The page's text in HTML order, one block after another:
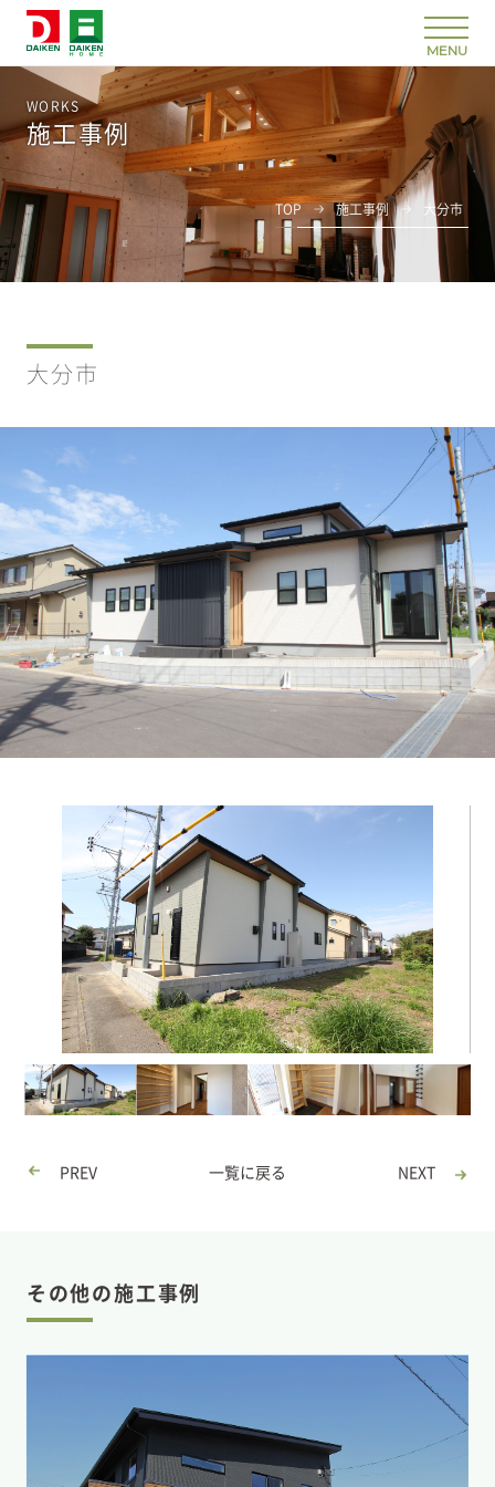
WORKS
施工事例
TOP 施工事例 大分市
大分市
PREV 一覧に戻る NEXT
その他の施工事例